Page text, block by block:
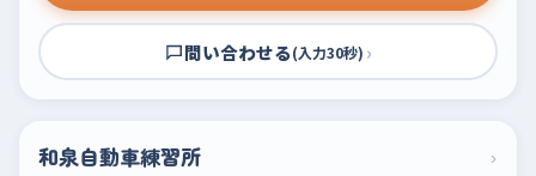
問い合わせる(入力30秒) ›
和泉自動車練習所 ›